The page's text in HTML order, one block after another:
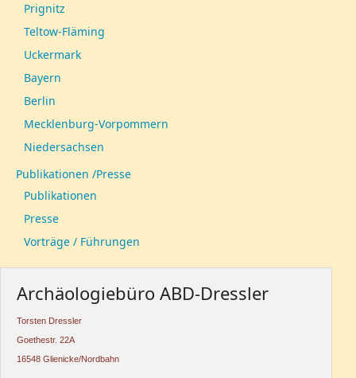
Prignitz
Teltow-Fläming
Uckermark
Bayern
Berlin
Mecklenburg-Vorpommern
Niedersachsen
Publikationen /Presse
Publikationen
Presse
Vorträge / Führungen
Archäologiebüro ABD-Dressler
Torsten Dressler
Goethestr. 22A
16548 Glienicke/Nordbahn